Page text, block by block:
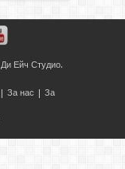
Ди Ейч Студио.
| За нас | За